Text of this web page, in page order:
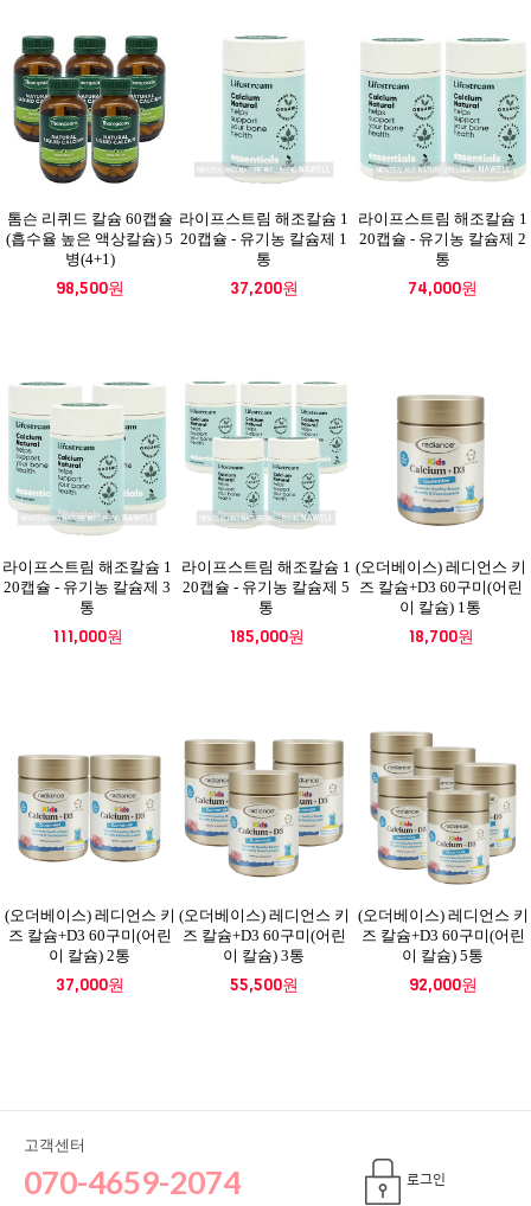
톰슨 리퀴드 칼슘 60캡슐
(흡수율 높은 액상칼슘) 5
병(4+1)
98,500원
라이프스트림 해조칼슘 1
20캡슐 - 유기농 칼슘제 1
통
37,200원
라이프스트림 해조칼슘 1
20캡슐 - 유기농 칼슘제 2
통
74,000원
라이프스트림 해조칼슘 1
20캡슐 - 유기농 칼슘제 3
통
111,000원
라이프스트림 해조칼슘 1
20캡슐 - 유기농 칼슘제 5
통
185,000원
(오더베이스) 레디언스 키
즈 칼슘+D3 60구미(어린
이 칼슘) 1통
18,700원
(오더베이스) 레디언스 키
즈 칼슘+D3 60구미(어린
이 칼슘) 2통
37,000원
(오더베이스) 레디언스 키
즈 칼슘+D3 60구미(어린
이 칼슘) 3통
55,500원
(오더베이스) 레디언스 키
즈 칼슘+D3 60구미(어린
이 칼슘) 5통
92,000원
고객센터
070-4659-2074 로그인